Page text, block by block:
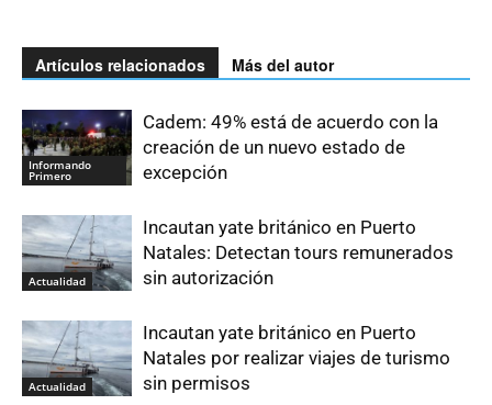
Artículos relacionados Más del autor
Informando
Primero
Cadem: 49% está de acuerdo con la
creación de un nuevo estado de
excepción
Actualidad
Incautan yate británico en Puerto
Natales: Detectan tours remunerados
sin autorización
Actualidad
Incautan yate británico en Puerto
Natales por realizar viajes de turismo
sin permisos